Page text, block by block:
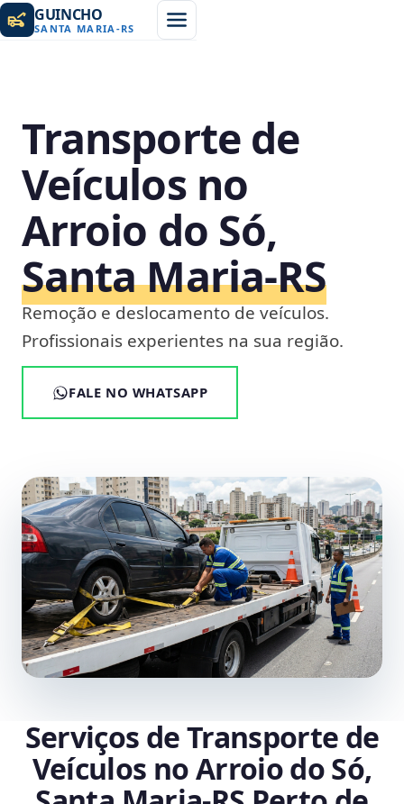
GUINCHO
SANTA MARIA -RS
Transporte de
Veículos no
Arroio do Só,
Santa Maria‑RS
Remoção e deslocamento de veículos.
Profissionais experientes na sua região.
FALE NO WHATSAPP
Serviços de Transporte de
Veículos no Arroio do Só,